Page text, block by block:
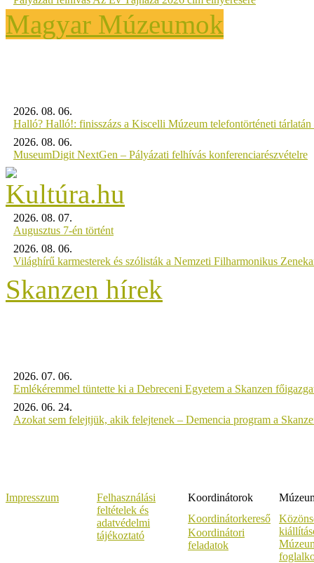
Magyar Múzeumok
2026. 08. 06.
Halló? Halló!: finisszázs a Kiscelli Múzeum telefontörténeti tárlatán
2026. 08. 06.
MuseumDigit NextGen – Pályázati felhívás konferenciarészvételre
2026. 08. 07.
Augusztus 7-én történt
2026. 08. 06.
Világhírű karmesterek és szólisták a Nemzeti Filharmonikus
Skanzen hírek
2026. 07. 06.
Emlékéremmel tüntette ki a Debreceni Egyetem a Skanzen
2026. 06. 24.
Azokat sem felejtjük, akik felejtenek – Demencia program a
Impresszum
Felhasználási
feltételek és
adatvédelmi
tájékoztató
Koordinátorok
Koordinátorkereső
Koordinátori
feladatok